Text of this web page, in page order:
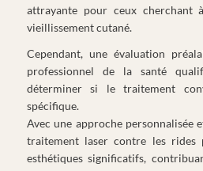
attrayante pour ceux cherchant
vieillissement cutané.
Cependant, une évaluation
professionnel de la santé
déterminer si le traitement
spécifique.
Avec une approche personnalisée
traitement laser contre les
esthétiques significatifs,